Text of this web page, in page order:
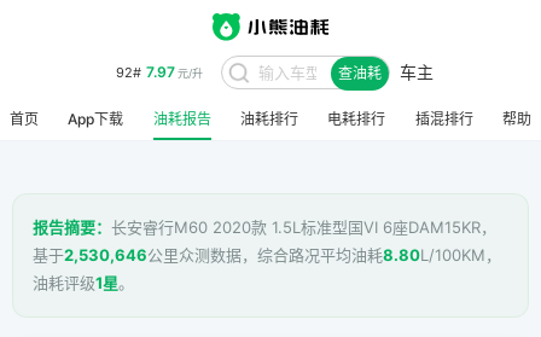
92# 7.97元/升 查油耗 车主
首页 App下载 油耗报告 油耗排行 电耗排行 插混排行 帮助
报告摘要： 长安睿行M60 2020款 1.5L标准型国VI 6座DAM15KR，
基于2,530,646公里众测数据，综合路况平均油耗8.80L/100KM，
油耗评级1星。